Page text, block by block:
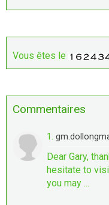
Vous êtes le
Commentaires
1.
Dear Gary,
hesitate to
you may ...